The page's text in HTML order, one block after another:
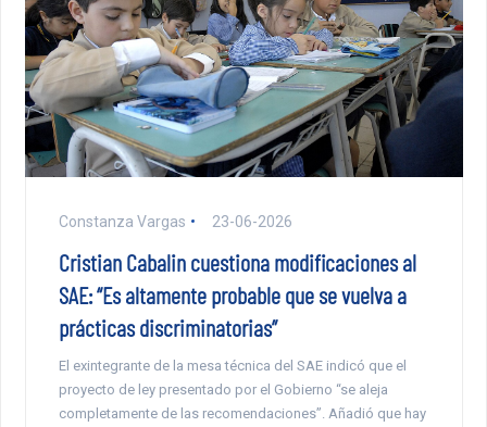
Constanza Vargas 23-06-2026
Cristian Cabalin cuestiona modificaciones al
SAE: “Es altamente probable que se vuelva a
prácticas discriminatorias”
El exintegrante de la mesa técnica del SAE indicó que el
proyecto de ley presentado por el Gobierno “se aleja
completamente de las recomendaciones”. Añadió que hay